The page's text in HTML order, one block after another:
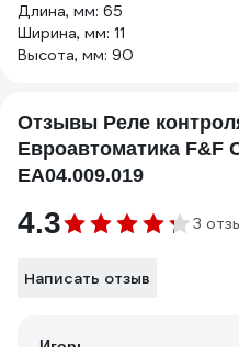
Длина, мм: 65
Ширина, мм: 11
Высота, мм: 90
Отзывы Реле
Евроавтоматика F&F
EA04.009.019
4.3 3
Написать отзыв